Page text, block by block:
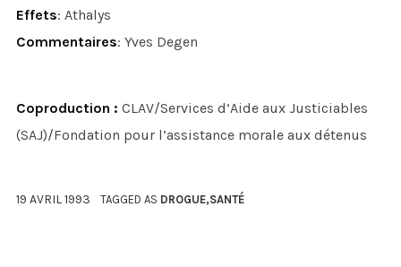
Effets: Athalys
Commentaires: Yves Degen
Coproduction : CLAV/Services d’Aide aux Justiciables
(SAJ)/Fondation pour l’assistance morale aux détenus
19 AVRIL 1993 TAGGED AS DROGUE,SANTÉ